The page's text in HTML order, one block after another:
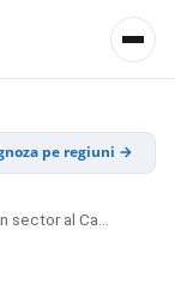
⛈️Cluj-Napoca
pe regiuni →